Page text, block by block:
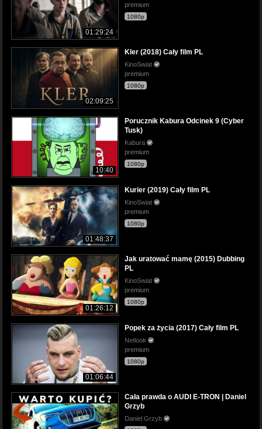
01:29:24
premium
1080p
02:09:25
Kler (2018) Cały film PL
KinoSwiat
premium
1080p
10:40
Porucznik Kabura Odcinek 9 (Cyber
Tusk)
Kabura
premium
1080p
01:48:37
Kurier (2019) Cały film PL
KinoSwiat
premium
1080p
01:26:12
Jak uratować mamę (2015) Dubbing
PL
KinoSwiat
premium
1080p
01:06:44
Popek za życia (2017) Cały film PL
Netlook
premium
1080p
Cała prawda o AUDI E-TRON | Daniel
Grzyb
Daniel Grzyb